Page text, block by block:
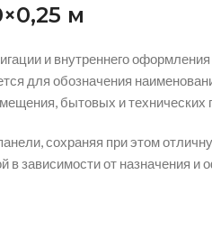
м
и внутреннего
для обозначения
бытовых и
сохраняя при этом
зависимости от назначения и